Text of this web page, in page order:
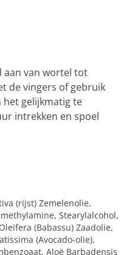
aan van wortel tot
de vingers of gebruik
het gelijkmatig te
intrekken en spoel
(rijst) Zemelenolie,
Stearylalcohol,
(Babassu) Zaadolie,
(Avocado-olie),
Aloë Barbadensis